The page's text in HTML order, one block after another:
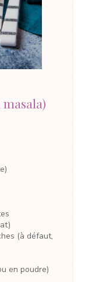
(à défaut,
en poudre)